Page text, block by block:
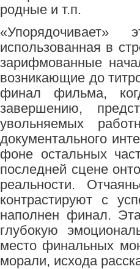
родные и т.п.
«Упорядочивает»
использованная в
зарифмованные
возникающие до
финал фильма,
завершению,
увольняемых
документального
фоне остальных
последней сцене
реальности.
контрастируют с
наполнен финал.
глубокую
место финальных
морали, исхода